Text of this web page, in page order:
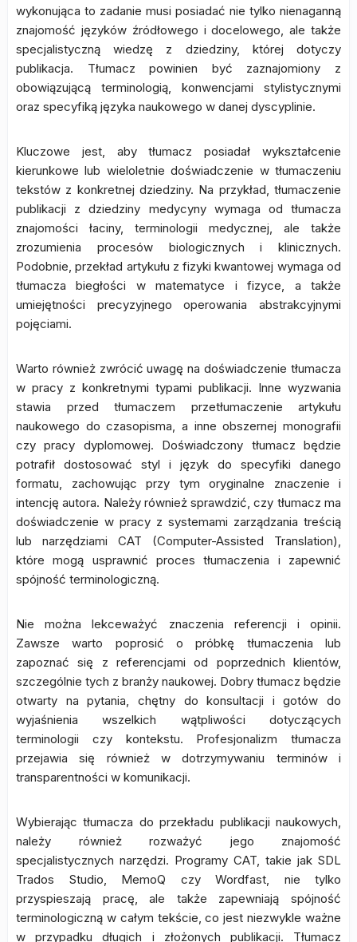
wykonująca to zadanie musi posiadać nie tylko nienaganną
znajomość języków źródłowego i docelowego, ale także
specjalistyczną wiedzę z dziedziny, której dotyczy
publikacja. Tłumacz powinien być zaznajomiony z
obowiązującą terminologią, konwencjami stylistycznymi
oraz specyfiką języka naukowego w danej dyscyplinie.
Kluczowe jest, aby tłumacz posiadał wykształcenie
kierunkowe lub wieloletnie doświadczenie w tłumaczeniu
tekstów z konkretnej dziedziny. Na przykład, tłumaczenie
publikacji z dziedziny medycyny wymaga od tłumacza
znajomości łaciny, terminologii medycznej, ale także
zrozumienia procesów biologicznych i klinicznych.
Podobnie, przekład artykułu z fizyki kwantowej wymaga od
tłumacza biegłości w matematyce i fizyce, a także
umiejętności precyzyjnego operowania abstrakcyjnymi
pojęciami.
Warto również zwrócić uwagę na doświadczenie tłumacza
w pracy z konkretnymi typami publikacji. Inne wyzwania
stawia przed tłumaczem przetłumaczenie artykułu
naukowego do czasopisma, a inne obszernej monografii
czy pracy dyplomowej. Doświadczony tłumacz będzie
potrafił dostosować styl i język do specyfiki danego
formatu, zachowując przy tym oryginalne znaczenie i
intencję autora. Należy również sprawdzić, czy tłumacz ma
doświadczenie w pracy z systemami zarządzania treścią
lub narzędziami CAT (Computer-Assisted Translation),
które mogą usprawnić proces tłumaczenia i zapewnić
spójność terminologiczną.
Nie można lekceważyć znaczenia referencji i opinii.
Zawsze warto poprosić o próbkę tłumaczenia lub
zapoznać się z referencjami od poprzednich klientów,
szczególnie tych z branży naukowej. Dobry tłumacz będzie
otwarty na pytania, chętny do konsultacji i gotów do
wyjaśnienia wszelkich wątpliwości dotyczących
terminologii czy kontekstu. Profesjonalizm tłumacza
przejawia się również w dotrzymywaniu terminów i
transparentności w komunikacji.
Wybierając tłumacza do przekładu publikacji naukowych,
należy również rozważyć jego znajomość
specjalistycznych narzędzi. Programy CAT, takie jak SDL
Trados Studio, MemoQ czy Wordfast, nie tylko
przyspieszają pracę, ale także zapewniają spójność
terminologiczną w całym tekście, co jest niezwykle ważne
w przypadku długich i złożonych publikacji. Tłumacz